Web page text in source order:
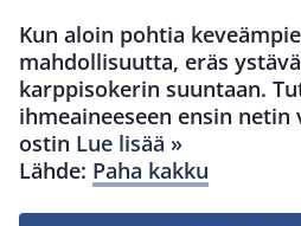
Kun aloin pohtia
mahdollisuutta, eräs
karppisokerin suuntaan.
ihmeaineeseen ensin
ostin Lue lisää »
Lähde: Paha kakku